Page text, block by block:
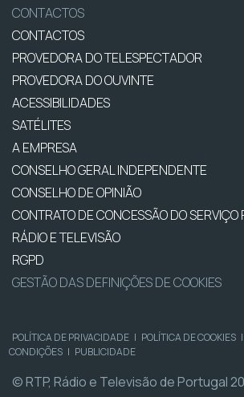
CONTACTOS
CONTACTOS
PROVEDORA DO TELESPECTADOR
PROVEDORA DO OUVINTE
ACESSIBILIDADES
SATÉLITES
A EMPRESA
CONSELHO GERAL INDEPENDENTE
CONSELHO DE OPINIÃO
CONTRATO DE CONCESSÃO DO SERVIÇO
RÁDIO E TELEVISÃO
RGPD
GESTÃO DAS DEFINIÇÕES DE COOKIES
POLÍTICA DE PRIVACIDADE | POLÍTICA DE COOKIES |
CONDIÇÕES | PUBLICIDADE
© RTP, Rádio e Televisão de Portugal